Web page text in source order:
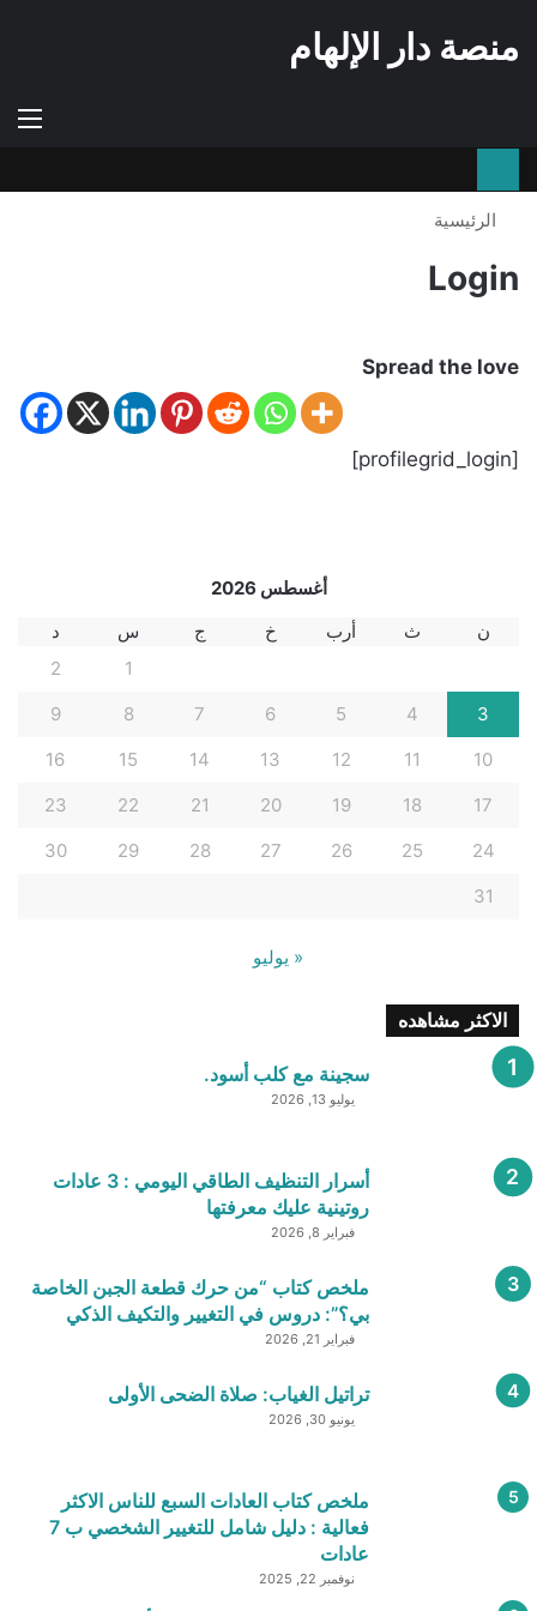
الوضع
إستعراض
التسوق
منصة دار الإلهام
الرئيسية
Login
Spread the love
[profilegrid_login]
أغسطس 2026
ن
ث أرب خ ج س
د
1
2
3
4
5
6
7
8
9
10
11
12
13
14
15
16
17
18
19
20
21
22
23
24
25
26
27
28
29
30
31
« يوليو
الاكثر مشاهده
سجينة مع كلب أسود.
يوليو 13, 2026
أسرار التنظيف الطاقي اليومي : 3 عادات
روتينية عليك معرفتها
فبراير 8, 2026
ملخص كتاب “من حرك قطعة الجبن الخاصة
بي؟”: دروس في التغيير والتكيف الذكي
فبراير 21, 2026
تراتيل الغياب: صلاة الضحى الأولى
يونيو 30, 2026
ملخص كتاب العادات السبع للناس الاكثر
فعالية : دليل شامل للتغيير الشخصي ب 7
عادات
نوفمبر 22, 2025